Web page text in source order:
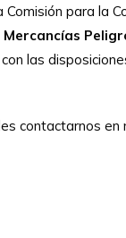
para la
las
contactarnos en